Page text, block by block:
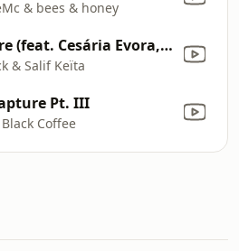
& bees & honey
Yamore (feat. Cesária Evora, Benja (NL) & Franc Fala) [Edit Version]
& Salif Keïta
Pt. III
Coffee